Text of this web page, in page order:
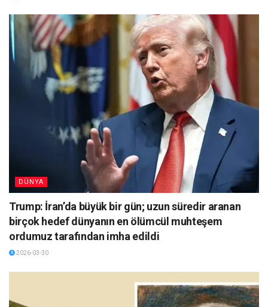
DÜNYA
Trump: İran’da büyük bir gün; uzun süredir aranan
birçok hedef dünyanın en ölümcül muhteşem
ordumuz tarafından imha edildi
2026-03-30